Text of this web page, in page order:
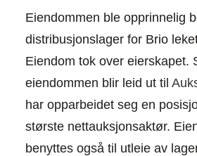
Eiendommen ble opprinnelig
distribusjonslager for Brio
Eiendom tok over eierskapet.
eiendommen blir leid ut til
har opparbeidet seg en
største nettauksjonsaktør.
benyttes også til utleie av